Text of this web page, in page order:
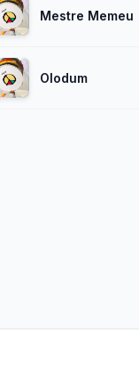
Mestre Memeu
Olodum